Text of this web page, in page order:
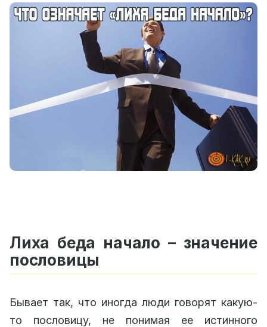
Лиха беда начало – значение
пословицы
Бывает так, что иногда люди говорят какую-
то пословицу, не понимая ее истинного